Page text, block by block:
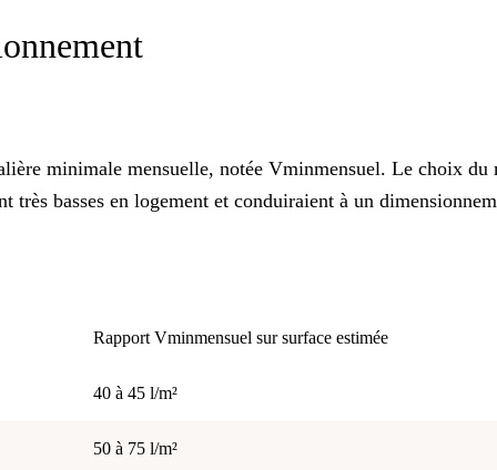
minimale mensuelle, notée Vminmensuel. Le choix
très basses en logement et conduiraient à un
Rapport Vminmensuel sur surface estimée
40 à 45 l/m²
50 à 75 l/m²